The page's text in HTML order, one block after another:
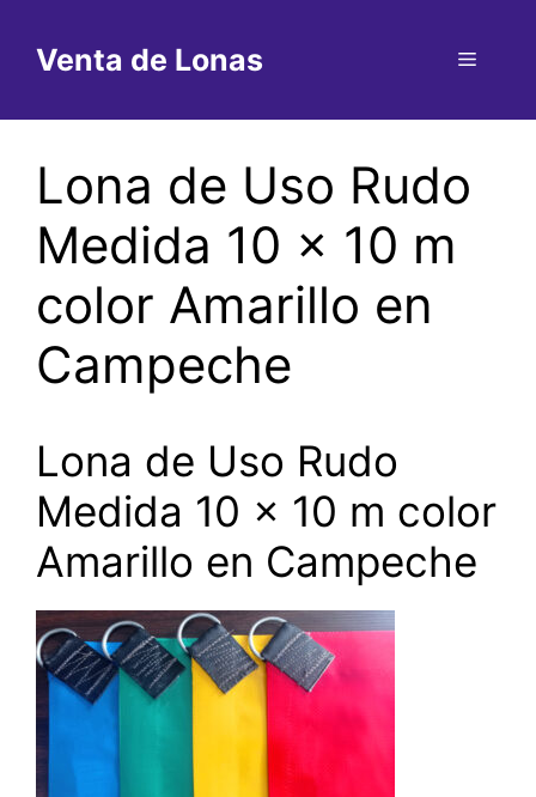
contenido
Venta de Lonas Menú
Lona de Uso Rudo
Medida 10 x 10 m
color Amarillo en
Campeche
Lona de Uso Rudo
Medida 10 x 10 m color
Amarillo en Campeche